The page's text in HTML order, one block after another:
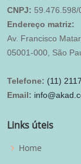
CNPJ: 59.476.598/
Endereço matriz:
Av. Francisco
05001-000, São
Telefone: (11)
Email:
Links úteis
Home